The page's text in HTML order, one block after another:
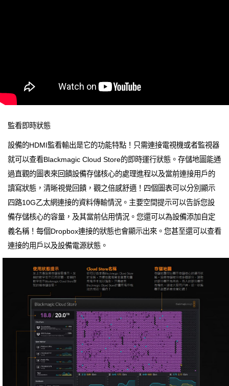
監看即時狀態
設備的HDMI監看輸出是它的功能特點！只需連接電視機或者監視器
就可以查看Blackmagic Cloud Store的即時運行狀態。存儲地圖能通
過直觀的圖表來回饋設備存儲核心的處理進程以及當前連接用戶的
讀寫狀態，清晰視覺回饋，觀之倍感舒適！四個圖表可以分別顯示
四路10G乙太網連接的資料傳輸情況。主要空間提示可以告訴您設
備存儲核心的容量，及其當前佔用情況。您還可以為設備添加自定
義名稱！每個Dropbox連接的狀態也會顯示出來。您甚至還可以查看
連接的用戶以及設備電源狀態。